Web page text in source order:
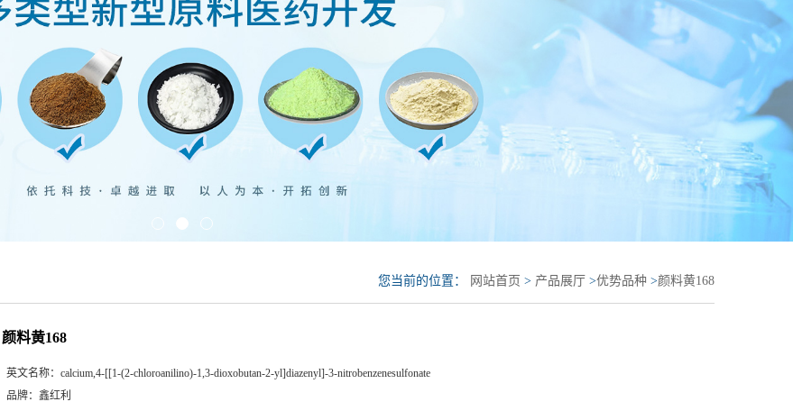
您当前的位置： 网站首页 > 产品展厅 >优势品种 >颜料黄168
颜料黄168
英文名称： calcium,4-[[1-(2-chloroanilino)-1,3-dioxobutan-2-yl]diazenyl]-3-nitrobenzenesulfonate
品牌： 鑫红利